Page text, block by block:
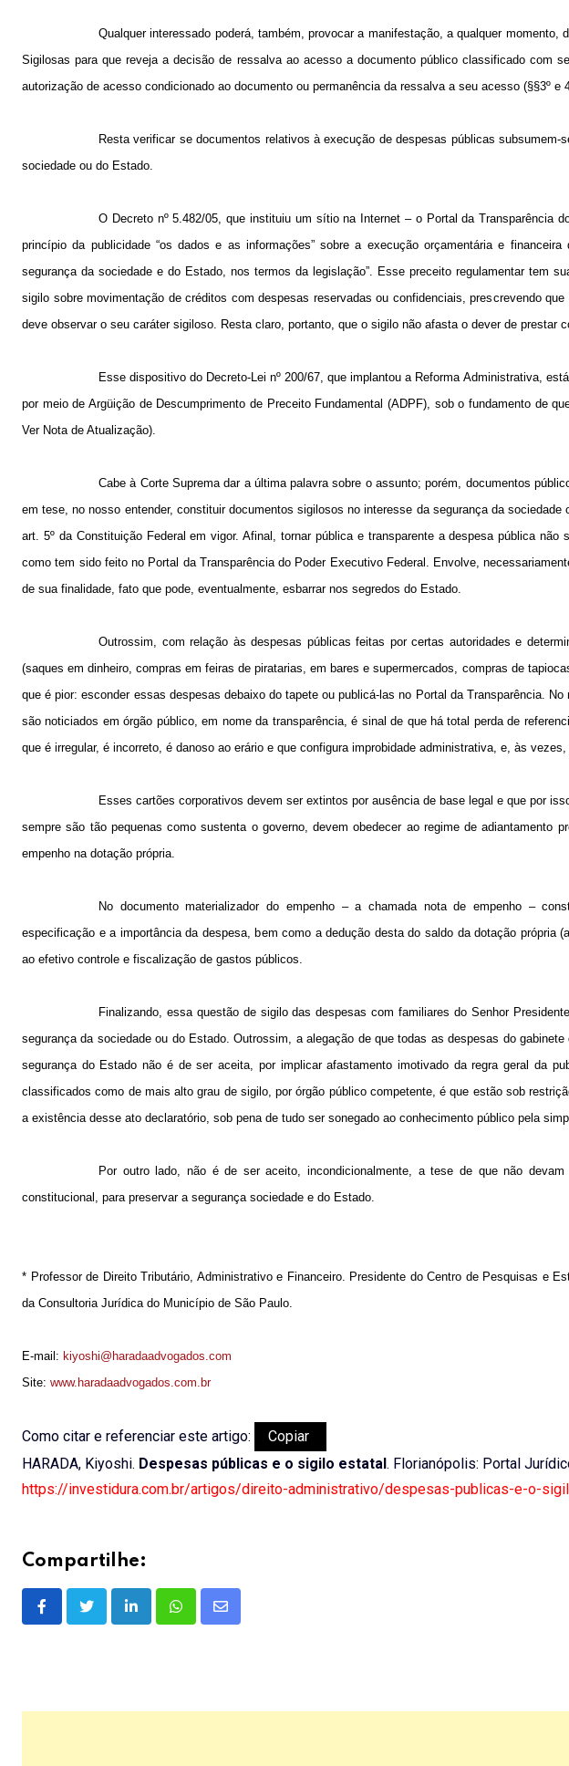
Qualquer interessado poderá, também, provocar a manifestação, a qualquer momento,
Sigilosas para que reveja a decisão de ressalva ao acesso a documento público classificado com
autorização de acesso condicionado ao documento ou permanência da ressalva a seu acesso (§§3º e
Resta verificar se documentos relativos à execução de despesas públicas
sociedade ou do Estado.
O Decreto nº 5.482/05, que instituiu um sítio na Internet – o Portal da Transparência
princípio da publicidade “os dados e as informações” sobre a execução orçamentária e
segurança da sociedade e do Estado, nos termos da legislação”. Esse preceito regulamentar tem
sigilo sobre movimentação de créditos com despesas reservadas ou confidenciais, prescrevendo
deve observar o seu caráter sigiloso. Resta claro, portanto, que o sigilo não afasta o dever de prestar
Esse dispositivo do Decreto-Lei nº 200/67, que implantou a Reforma Administrativa,
por meio de Argüição de Descumprimento de Preceito Fundamental (ADPF), sob o fundamento de
Ver Nota de Atualização).
Cabe à Corte Suprema dar a última palavra sobre o assunto; porém, documentos
em tese, no nosso entender, constituir documentos sigilosos no interesse da segurança da
art. 5º da Constituição Federal em vigor. Afinal, tornar pública e transparente a despesa pública não
como tem sido feito no Portal da Transparência do Poder Executivo Federal. Envolve,
de sua finalidade, fato que pode, eventualmente, esbarrar nos segredos do Estado.
Outrossim, com relação às despesas públicas feitas por certas autoridades e
(saques em dinheiro, compras em feiras de piratarias, em bares e supermercados, compras de
que é pior: esconder essas despesas debaixo do tapete ou publicá-las no Portal da Transparência.
são noticiados em órgão público, em nome da transparência, é sinal de que há total perda de
que é irregular, é incorreto, é danoso ao erário e que configura improbidade administrativa, e, às
Esses cartões corporativos devem ser extintos por ausência de base legal e que por
sempre são tão pequenas como sustenta o governo, devem obedecer ao regime de adiantamento
empenho na dotação própria.
No documento materializador do empenho – a chamada nota de empenho –
especificação e a importância da despesa, bem como a dedução desta do saldo da dotação própria
ao efetivo controle e fiscalização de gastos públicos.
Finalizando, essa questão de sigilo das despesas com familiares do Senhor
segurança da sociedade ou do Estado. Outrossim, a alegação de que todas as despesas do
segurança do Estado não é de ser aceita, por implicar afastamento imotivado da regra geral da
classificados como de mais alto grau de sigilo, por órgão público competente, é que estão sob
a existência desse ato declaratório, sob pena de tudo ser sonegado ao conhecimento público pela
Por outro lado, não é de ser aceito, incondicionalmente, a tese de que não
constitucional, para preservar a segurança sociedade e do Estado.
* Professor de Direito Tributário, Administrativo e Financeiro. Presidente do Centro de Pesquisas e
da Consultoria Jurídica do Município de São Paulo.
E-mail: kiyoshi@haradaadvogados.com
Site: www.haradaadvogados.com.br
Como citar e referenciar este artigo:
Copiar
HARADA, Kiyoshi. Despesas públicas e o sigilo estatal. Florianópolis: Portal
https://investidura.com.br/artigos/direito-administrativo/despesas-publicas-e-o-
Compartilhe:
LinkedInWhatsappShare